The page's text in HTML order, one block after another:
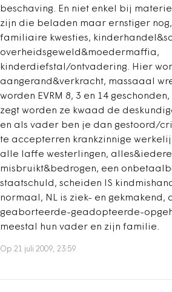
beschaving. En niet enkel bij
zijn die beladen maar ernstiger
familiaire kwesties,
overheidsgeweld&moedermaffia,
kinderdiefstal/ontvadering. Hier
aangerand&verkracht, massaaal
worden EVRM 8, 3 en 14
zegt worden ze kwaad de
en als vader ben je dan gestoord/
te accepterren krankzinnige
alle laffe westerlingen,
misbruikt&bedrogen, een
staatschuld, scheiden IS
normaal, NL is ziek- en gekmakend,
geaborteerde-geadopteerde-
meestal hun vader en zijn familie.
Op 21 juli 2009, 23:59